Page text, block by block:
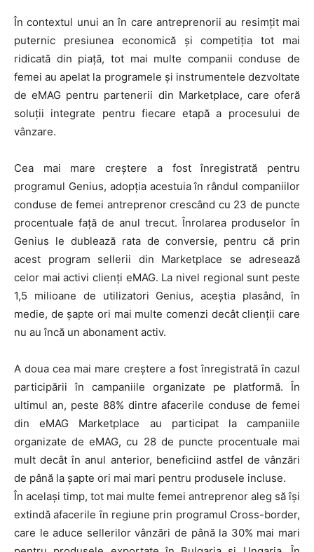
În contextul unui an în care antreprenorii au resimțit mai
puternic presiunea economică și competiția tot mai
ridicată din piață, tot mai multe companii conduse de
femei au apelat la programele și instrumentele dezvoltate
de eMAG pentru partenerii din Marketplace, care oferă
soluții integrate pentru fiecare etapă a procesului de
vânzare.
Cea mai mare creștere a fost înregistrată pentru
programul Genius, adopția acestuia în rândul companiilor
conduse de femei antreprenor crescând cu 23 de puncte
procentuale față de anul trecut. Înrolarea produselor în
Genius le dublează rata de conversie, pentru că prin
acest program sellerii din Marketplace se adresează
celor mai activi clienți eMAG. La nivel regional sunt peste
1,5 milioane de utilizatori Genius, aceștia plasând, în
medie, de șapte ori mai multe comenzi decât clienții care
nu au încă un abonament activ.
A doua cea mai mare creștere a fost înregistrată în cazul
participării în campaniile organizate pe platformă. În
ultimul an, peste 88% dintre afacerile conduse de femei
din eMAG Marketplace au participat la campaniile
organizate de eMAG, cu 28 de puncte procentuale mai
mult decât în anul anterior, beneficiind astfel de vânzări
de până la șapte ori mai mari pentru produsele incluse.
În același timp, tot mai multe femei antreprenor aleg să își
extindă afacerile în regiune prin programul Cross-border,
care le aduce sellerilor vânzări de până la 30% mai mari